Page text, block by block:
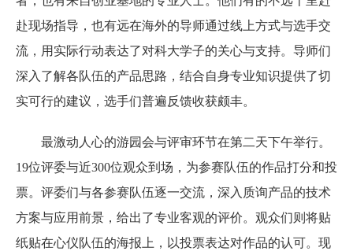
赴现场指导，也有远在海外的导师通过线上方式与选手交
流，用实际行动表达了对科大学子的关心与支持。导师们
深入了解各队伍的产品思路，结合自身专业知识提供了切
实可行的建议，选手们普遍反馈收获颇丰。
最激动人心的游园会与评审环节在第二天下午举行。
19位评委与近300位观众到场，为参赛队伍的作品打分和投
票。评委们与各参赛队伍逐一交流，深入质询产品的技术
方案与应用前景，给出了专业客观的评价。观众们则将贴
纸贴在心仪队伍的海报上，以投票表达对作品的认可。现